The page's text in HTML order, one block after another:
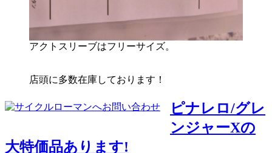
アクトスリーブはフリーサイズ。
店頭に多数在庫しております！
ピナレロ/グレ
ンジャーXの
大特価品あります!